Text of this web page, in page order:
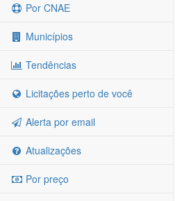
Por CNAE
Municípios
Tendências
Licitações perto de você
Alerta por email
Atualizações
Por preço